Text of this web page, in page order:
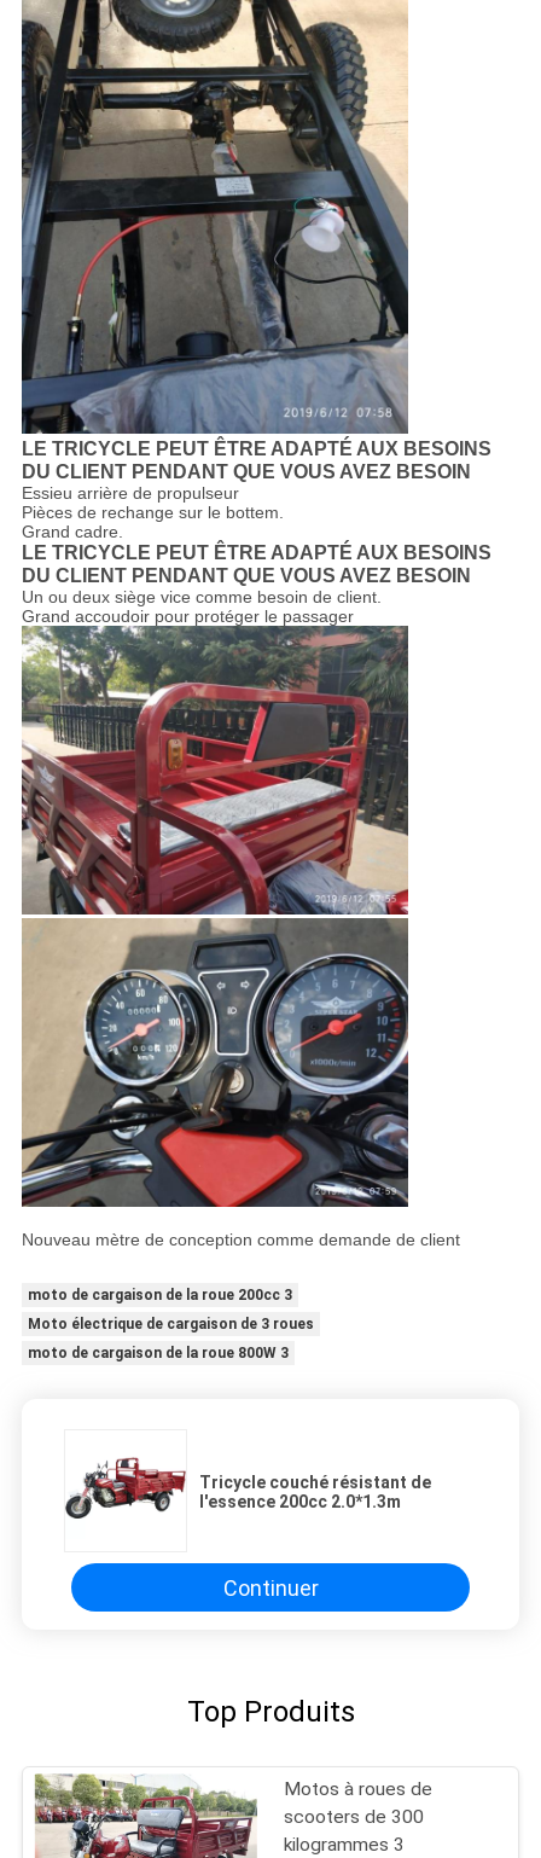
LE TRICYCLE PEUT ÊTRE ADAPTÉ AUX BESOINS
DU CLIENT PENDANT QUE VOUS AVEZ BESOIN
Essieu arrière de propulseur
Pièces de rechange sur le bottem.
Grand cadre.
LE TRICYCLE PEUT ÊTRE ADAPTÉ AUX BESOINS
DU CLIENT PENDANT QUE VOUS AVEZ BESOIN
Un ou deux siège vice comme besoin de client.
Grand accoudoir pour protéger le passager
Nouveau mètre de conception comme demande de client
moto de cargaison de la roue 200cc 3
Moto électrique de cargaison de 3 roues
moto de cargaison de la roue 800W 3
Tricycle couché résistant de
l'essence 200cc 2.0*1.3m
Continuer
Top Produits
Motos à roues de
scooters de 300
kilogrammes 3